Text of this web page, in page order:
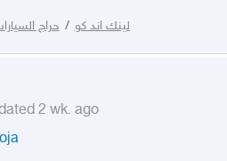
لينك اند كو / حراج
2 wk. ago